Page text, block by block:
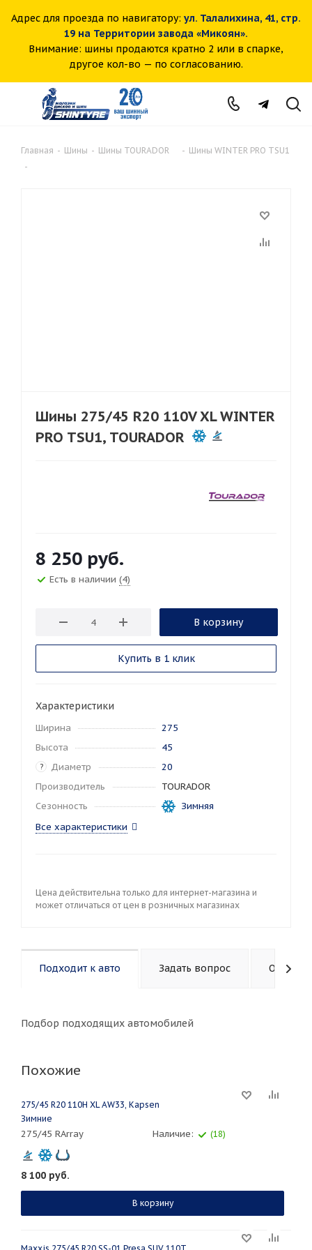
Адрес для проезда по навигатору: ул. Талалихина, 41, стр.
19 на Территории завода «Микоян».
Внимание: шины продаются кратно 2 или в спарке,
другое кол-во — по согласованию.
Главная - Шины - Шины TOURADOR - Шины WINTER PRO TSU1
-
Шины 275/45 R20 110V XL WINTER
PRO TSU1, TOURADOR
8 250 руб.
Есть в наличии (4)
В корзину
Купить в 1 клик
Характеристики
Ширина
275
Высота
45
? Диаметр
20
Производитель
TOURADOR
Сезонность
Зимняя
Все характеристики
Цена действительна только для интернет-магазина и
может отличаться от цен в розничных магазинах
Подходит к авто Задать вопрос
Подбор подходящих автомобилей
Похожие
275/45 R20 110H XL AW33, Kapsen
Зимние
275/45 RArray Наличие: (18)
8 100 руб.
В корзину